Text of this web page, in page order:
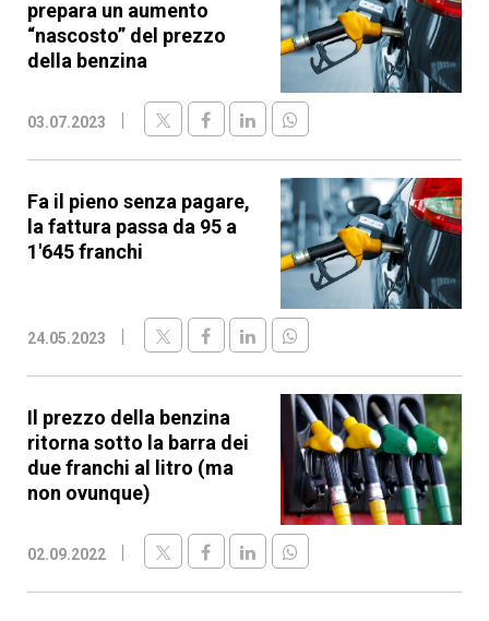
prepara un aumento
“nascosto” del prezzo
della benzina
03.07.2023
Fa il pieno senza pagare,
la fattura passa da 95 a
1'645 franchi
24.05.2023
Il prezzo della benzina
ritorna sotto la barra dei
due franchi al litro (ma
non ovunque)
02.09.2022